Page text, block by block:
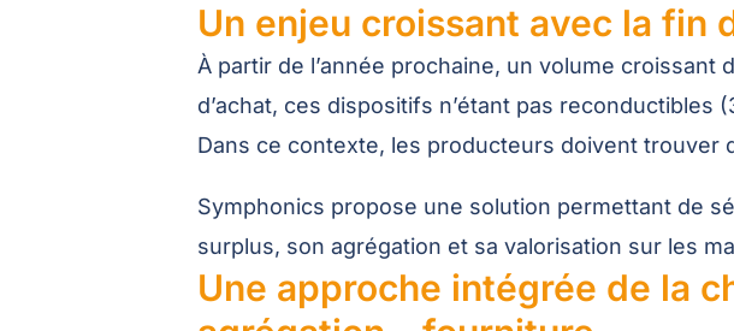
Un enjeu croissant avec la fin
À partir de l’année prochaine, un volume croissant
d’achat, ces dispositifs n’étant pas
Dans ce contexte, les producteurs doivent
Symphonics propose une solution permettant de
surplus, son agrégation et sa valorisation sur les
Une approche intégrée de la